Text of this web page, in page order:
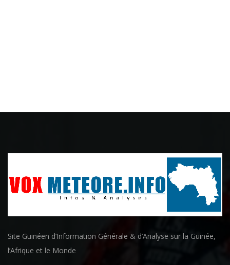
Site Guinéen d’Information Générale & d’Analyse sur la Guinée,
l’Afrique et le Monde